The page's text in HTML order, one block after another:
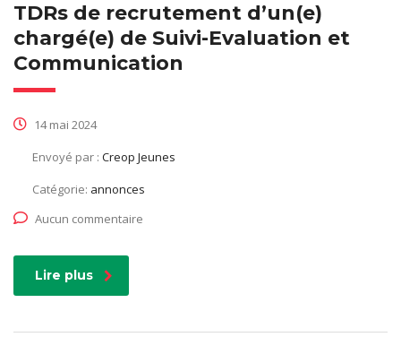
TDRs de recrutement d’un(e)
chargé(e) de Suivi-Evaluation et
Communication
14 mai 2024
Envoyé par : Creop Jeunes
Catégorie: annonces
Aucun commentaire
Lire plus